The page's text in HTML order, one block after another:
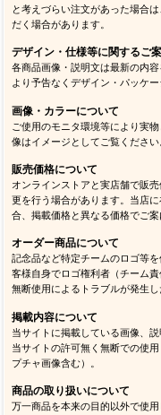
と考えづらい注文があった場合
だく場合があります。
デザイン・仕様等に関するご
各商品画像・説明文は最新の内
より予告なくデザイン・パッケ
画像・カラーについて
ご使用のモニタ環境等により実
像はイメージとしてご覧ください
販売価格について
オンラインストアと実店舗で販
更を行う場合があります。当店
合、掲載価格と異なる価格でご案
オーダー商品について
記念品など特定チームのロゴ等
客様自身でロゴ権利者（チーム
無断使用によるトラブルが発生
掲載内容について
当サイトに掲載している画像、
当サイトの許可無く無断での使
プチャ画像含む）。
商品の取り扱いについて
万一商品を本来の目的以外で使